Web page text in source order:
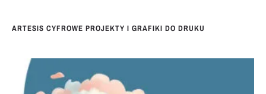
ARTESIS CYFROWE PROJEKTY I GRAFIKI DO DRUKU